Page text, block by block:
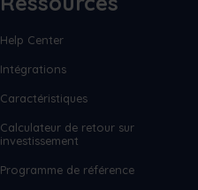
Help Center
Intégrations
Caractéristiques
Calculateur de retour sur
investissement
Programme de référence